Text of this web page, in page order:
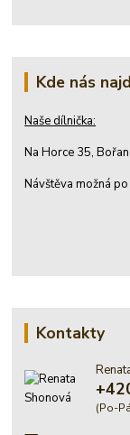
Kde nás
Naše dílnička:
Na Horce 35,
Návštěva možná
Kontakty
(Po-